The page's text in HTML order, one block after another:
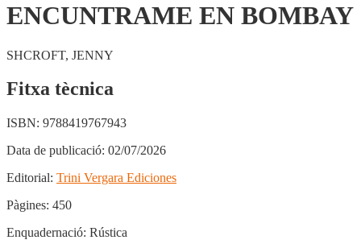
ENCUNTRAME EN BOMBAY
SHCROFT, JENNY
Fitxa tècnica
ISBN: 9788419767943
Data de publicació: 02/07/2026
Editorial: Trini Vergara Ediciones
Pàgines: 450
Enquadernació: Rústica